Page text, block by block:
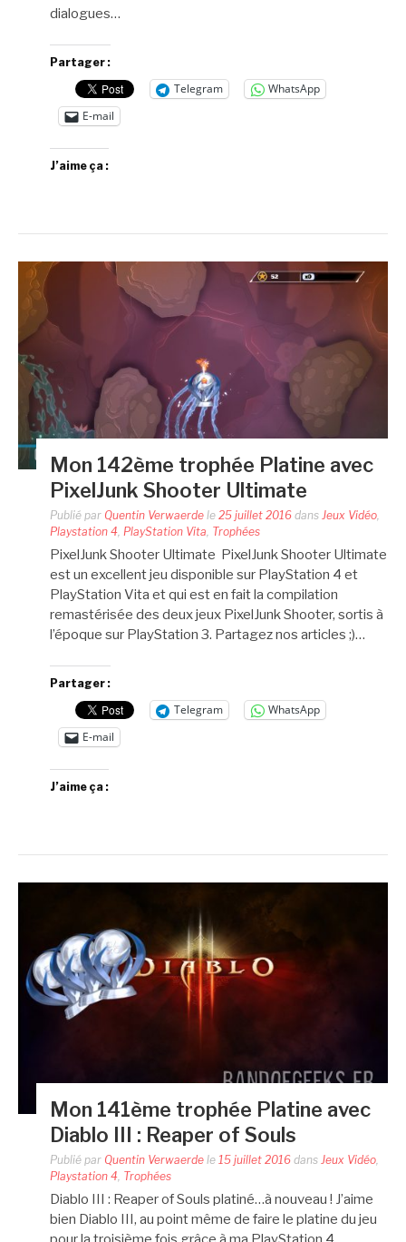
dialogues…
Partager :
Telegram
WhatsApp
E-mail
J’aime ça :
Mon 142ème trophée Platine avec
PixelJunk Shooter Ultimate
Publié par Quentin Verwaerde le 25 juillet 2016 dans Jeux Vidéo,
Playstation 4, PlayStation Vita, Trophées
PixelJunk Shooter Ultimate PixelJunk Shooter Ultimate
est un excellent jeu disponible sur PlayStation 4 et
PlayStation Vita et qui est en fait la compilation
remastérisée des deux jeux PixelJunk Shooter, sortis à
l’époque sur PlayStation 3. Partagez nos articles ;)…
Partager :
Telegram
WhatsApp
E-mail
J’aime ça :
Mon 141ème trophée Platine avec
Diablo III : Reaper of Souls
Publié par Quentin Verwaerde le 15 juillet 2016 dans Jeux Vidéo
Playstation 4 Trophées
Diablo III : Reaper of Souls platiné…à nouveau ! J’aime
bien Diablo III, au point même de faire le platine du jeu